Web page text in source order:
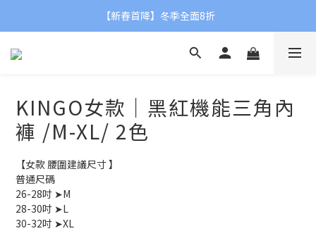
✨NEW【2026春夏新品】
【新春首降】冬季全面8折
✨NEW【2026春夏新品】
KINGO女款｜黑紅機能三角內
褲 /M-XL/ 2色
【女款 腰圍建議尺寸 】
普通尺碼
26-28吋 ➤M
28-30吋 ➤L
30-32吋 ➤XL